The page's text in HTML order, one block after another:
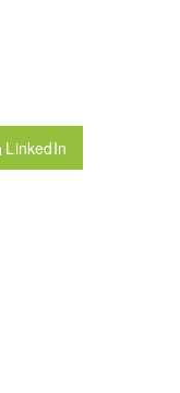
LinkedIn